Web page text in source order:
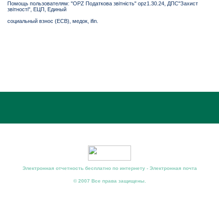
Помощь пользователям: "OPZ Податкова звітність" opz1.30.24, ДПС"Захист
звітності", ЕЦП, Единый
социальный взнос (ЕСВ), медок, ifin.
Электронная отчетность бесплатно по интернету - Электронная почта
© 2007 Все права защищены.